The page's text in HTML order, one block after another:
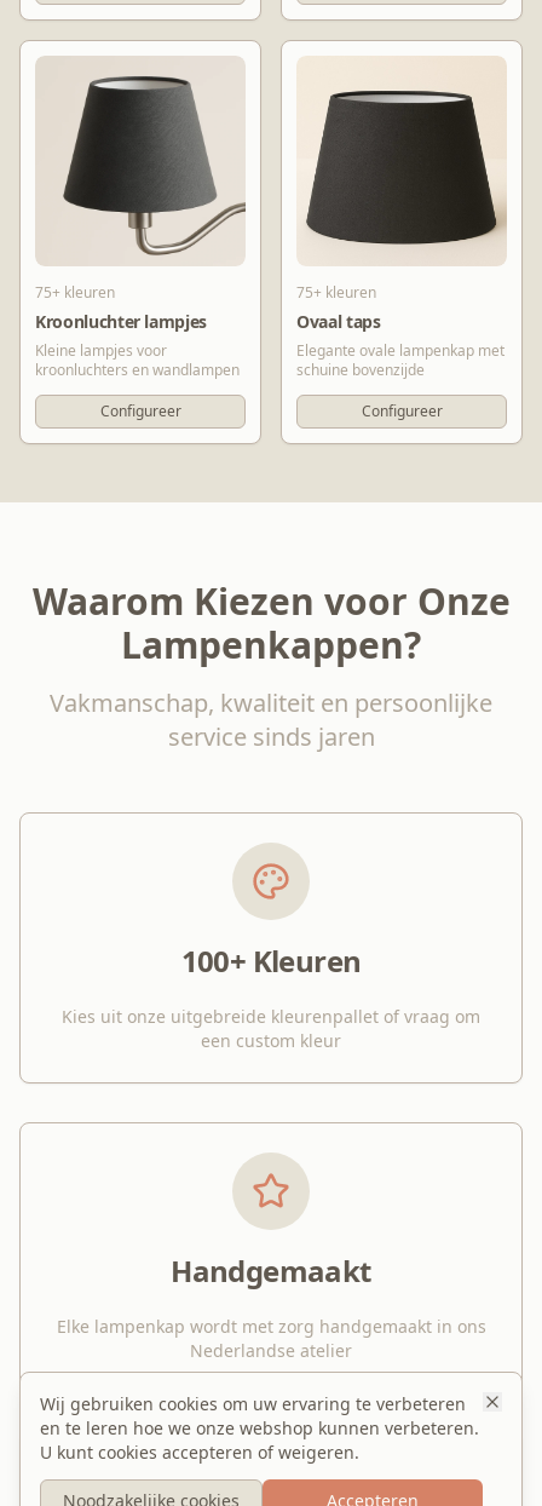
Wij gebruiken cookies om uw ervaring te verbeteren
en te leren hoe we onze webshop kunnen verbeteren.
U kunt cookies accepteren of weigeren.
Noodzakelijke cookies Accepteren
75+ kleuren
Kroonluchter lampjes
Kleine lampjes voor
kroonluchters en wandlampen
Configureer
75+ kleuren
Ovaal taps
Elegante ovale lampenkap met
schuine bovenzijde
Configureer
Waarom Kiezen voor Onze
Lampenkappen?
Vakmanschap, kwaliteit en persoonlijke
service sinds jaren
100+ Kleuren
Kies uit onze uitgebreide kleurenpallet of vraag om
een custom kleur
Handgemaakt
Elke lampenkap wordt met zorg handgemaakt in ons
Nederlandse atelier